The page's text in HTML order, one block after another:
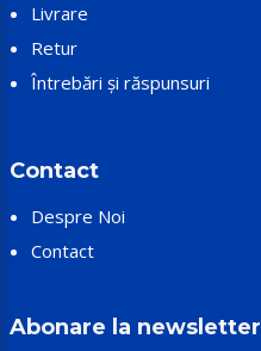
Livrare
Retur
Întrebări și răspunsuri
Contact
Despre Noi
Contact
Abonare la newsletter